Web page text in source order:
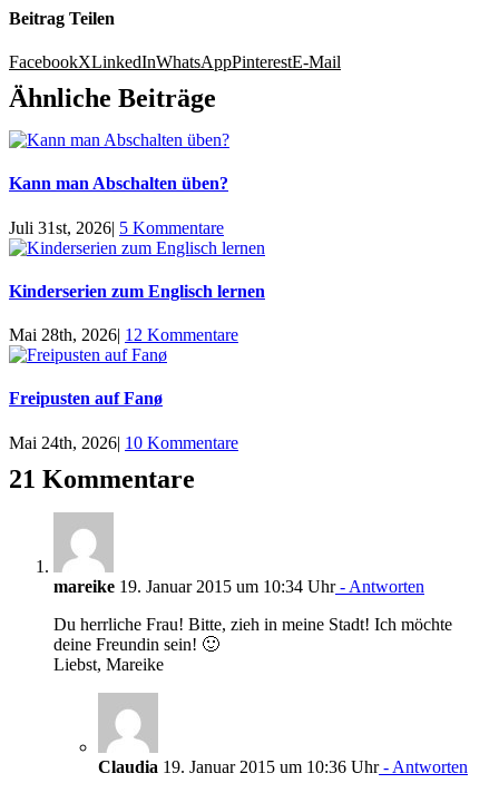
Beitrag Teilen
FacebookXLinkedInWhatsAppPinterestE-Mail
Ähnliche Beiträge
Kann man Abschalten üben?
Juli 31st, 2026| 5 Kommentare
Kinderserien zum Englisch lernen
Mai 28th, 2026| 12 Kommentare
Freipusten auf Fanø
Mai 24th, 2026| 10 Kommentare
21 Kommentare
mareike 19. Januar 2015 um 10:34 Uhr- Antworten
Du herrliche Frau! Bitte, zieh in meine Stadt! Ich möchte
deine Freundin sein! 🙂
Liebst, Mareike
Claudia 19. Januar 2015 um 10:36 Uhr- Antworten